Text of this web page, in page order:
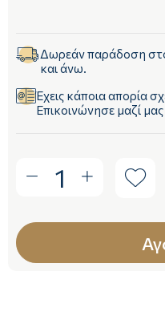
Δωρεάν παράδοση
και άνω.
Έχεις κάποια απορία
Επικοινώνησε μαζί
1